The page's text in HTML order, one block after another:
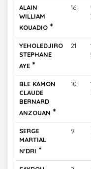
ALAIN
WILLIAM
KOUADIO *
16
YEHOLEDJIRO
STEPHANE
AYE *
21
BLE KAMON
CLAUDE
BERNARD
ANZOUAN *
10
SERGE
MARTIAL
N'DRI *
9